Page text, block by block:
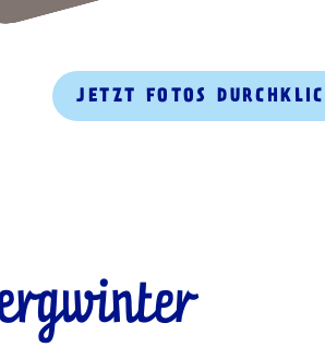
JETZT FOTOS